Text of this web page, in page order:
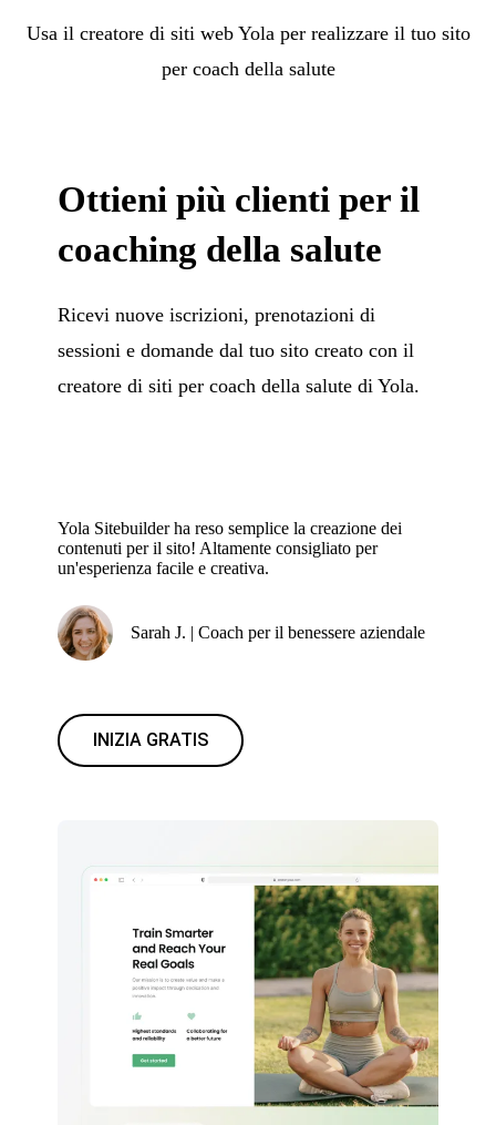
Usa il creatore di siti web Yola per realizzare il tuo sito
per coach della salute
Ottieni più clienti per il
coaching della salute
Ricevi nuove iscrizioni, prenotazioni di
sessioni e domande dal tuo sito creato con il
creatore di siti per coach della salute di Yola.
Yola Sitebuilder ha reso semplice la creazione dei
contenuti per il sito! Altamente consigliato per
un'esperienza facile e creativa.
Sarah J. | Coach per il benessere aziendale
INIZIA GRATIS